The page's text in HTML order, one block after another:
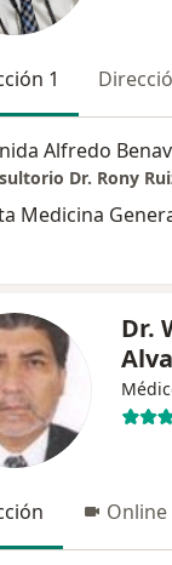
1
Dr. Rony
Medicina
Dr.
Online